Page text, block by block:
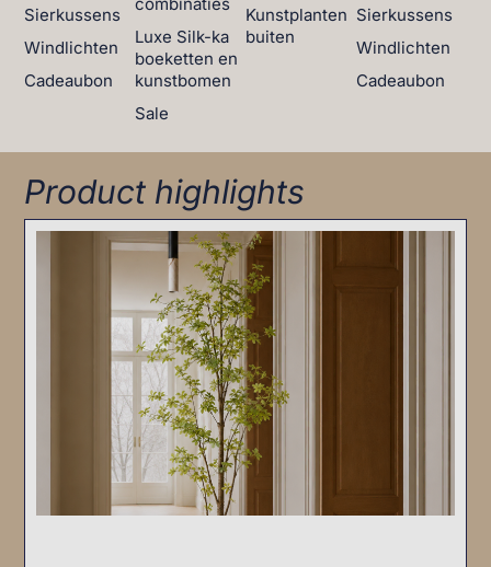
Sierkussens
Windlichten
Cadeaubon
Luxe Silk-ka
boeketten en
kunstbomen
Sale
Kunstplanten
buiten
Sierkussens
Windlichten
Cadeaubon
Product highlights